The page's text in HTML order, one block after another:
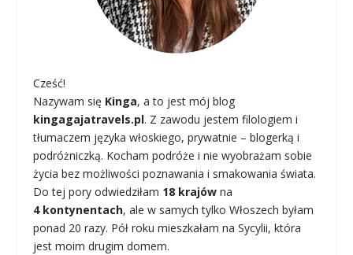
Cześć!
Nazywam się Kinga, a to jest mój blog
kingagajatravels.pl. Z zawodu jestem filologiem i
tłumaczem języka włoskiego, prywatnie – blogerką i
podróżniczką. Kocham podróże i nie wyobrażam sobie
życia bez możliwości poznawania i smakowania świata.
Do tej pory odwiedziłam 18 krajów na
4 kontynentach, ale w samych tylko Włoszech byłam
ponad 20 razy. Pół roku mieszkałam na Sycylii, która
jest moim drugim domem.